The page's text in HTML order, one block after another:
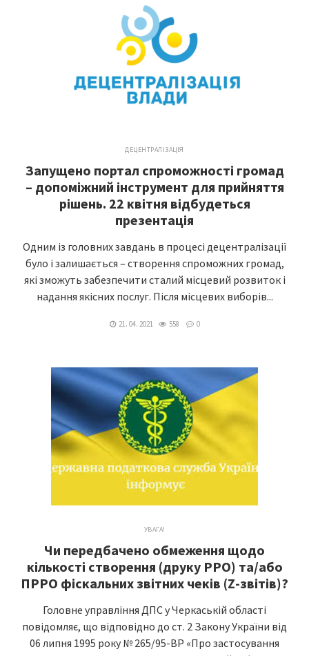
ДЕЦЕНТРАЛІЗАЦІЯ
Запущено портал спроможності громад
– допоміжний інструмент для прийняття
рішень. 22 квітня відбудеться
презентація
Одним із головних завдань в процесі децентралізації
було і залишається – створення спроможних громад,
які зможуть забезпечити сталий місцевий розвиток і
надання якісних послуг. Після місцевих виборів...
21. 04. 2021 558 0
УВАГА!
Чи передбачено обмеження щодо
кількості створення (друку РРО) та/або
ПРРО фіскальних звітних чеків (Z-звітів)?
Головне управління ДПС у Черкаській області
повідомляє, що відповідно до ст. 2 Закону України від
06 липня 1995 року № 265/95-ВР «Про застосування